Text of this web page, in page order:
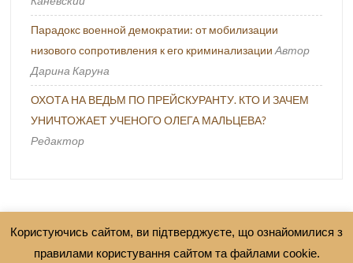
Парадокс военной демократии: от мобилизации
низового сопротивления к его криминализации Автор
Дарина Каруна
ОХОТА НА ВЕДЬМ ПО ПРЕЙСКУРАНТУ. КТО И ЗАЧЕМ
УНИЧТОЖАЕТ УЧЕНОГО ОЛЕГА МАЛЬЦЕВА?
Редактор
Користуючись сайтом, ви підтверджуєте, що ознайомилися з
правилами користування сайтом та файлами cookie.